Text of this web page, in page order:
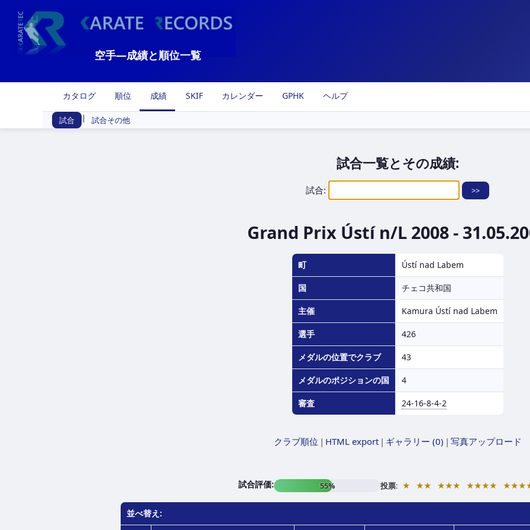
空手―成績と順位一覧
カタログ 順位 成績 SKIF カレンダー GPHK ヘルプ
試合 | 試合その他
試合一覧とその成績:
試合:
Grand Prix Ústí n/L 2008 -
町 Ústí nad Labem
国 チェコ共和国
主催 Kamura Ústí nad Labem
選手 426
メダルの位置でクラブ 43
メダルのポジションの国 4
審査 24-16-8-4-2
クラブ順位 | HTML export | ギャラリー (0) | 写真アップロード
試合評価: 55% 投票: ★ ★★ ★★★ ★★★★
並べ替え: